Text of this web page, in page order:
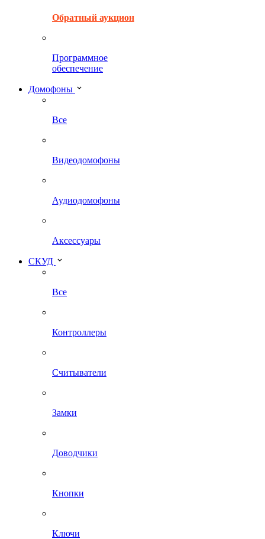
Обратный аукцион
Программное
обеспечение
Домофоны
Все
Видеодомофоны
Аудиодомофоны
Аксессуары
СКУД
Все
Контроллеры
Считыватели
Замки
Доводчики
Кнопки
Ключи